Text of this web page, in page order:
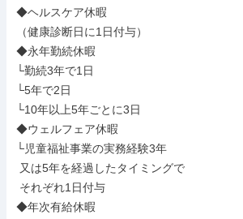
◆ヘルスケア休暇
（健康診断日に1日付与）
◆永年勤続休暇
└勤続3年で1日
└5年で2日
└10年以上5年ごとに3日
◆ウェルフェア休暇
└児童福祉事業の実務経験3年
◆年次有給休暇